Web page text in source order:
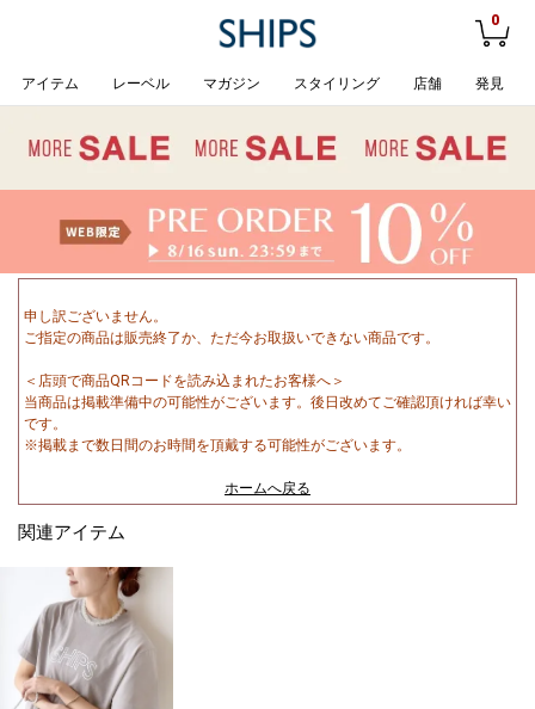
0
アイテム レーベル マガジン スタイリング 店舗 発見
申し訳ございません。
ご指定の商品は販売終了か、ただ今お取扱いできない商品です。
＜店頭で商品QRコードを読み込まれたお客様へ＞
当商品は掲載準備中の可能性がございます。後日改めてご確認頂ければ幸い
です。
※掲載まで数日間のお時間を頂戴する可能性がございます。
ホームへ戻る
関連アイテム